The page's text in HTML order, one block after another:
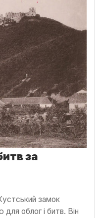
за
замок
облог і битв. Він